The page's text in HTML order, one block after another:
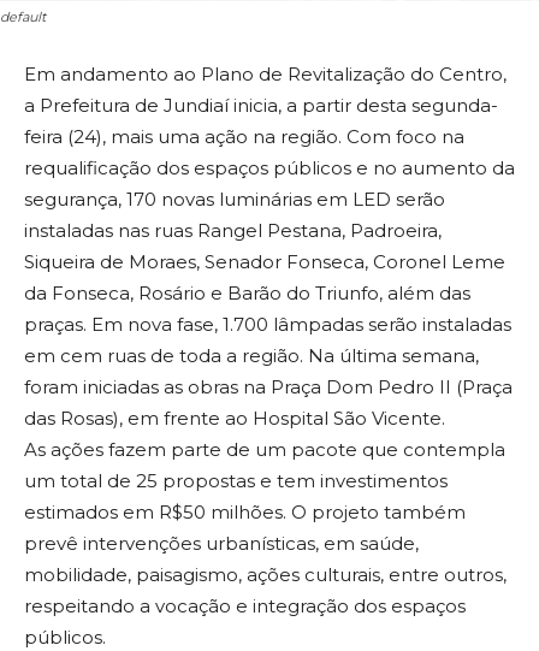
default
Em andamento ao Plano de Revitalização do Centro,
a Prefeitura de Jundiaí inicia, a partir desta segunda-
feira (24), mais uma ação na região. Com foco na
requalificação dos espaços públicos e no aumento da
segurança, 170 novas luminárias em LED serão
instaladas nas ruas Rangel Pestana, Padroeira,
Siqueira de Moraes, Senador Fonseca, Coronel Leme
da Fonseca, Rosário e Barão do Triunfo, além das
praças. Em nova fase, 1.700 lâmpadas serão instaladas
em cem ruas de toda a região. Na última semana,
foram iniciadas as obras na Praça Dom Pedro II (Praça
das Rosas), em frente ao Hospital São Vicente.
As ações fazem parte de um pacote que contempla
um total de 25 propostas e tem investimentos
estimados em R$50 milhões. O projeto também
prevê intervenções urbanísticas, em saúde,
mobilidade, paisagismo, ações culturais, entre outros,
respeitando a vocação e integração dos espaços
públicos.